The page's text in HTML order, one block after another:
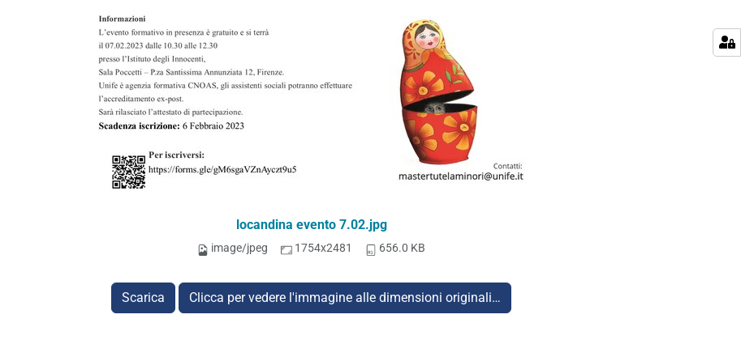
locandina evento 7.02.jpg
image/jpeg 1754x2481 656.0 KB
Scarica Clicca per vedere l'immagine alle dimensioni originali…